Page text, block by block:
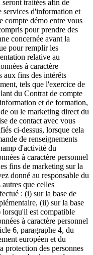
seront traitées afin de
services d'information et
compte démo entre vous
pour prendre des
concernée avant la
pour remplir les
relative au
à caractère
aux fins des intérêts
tels que l'exercice de
du Contrat de compte
et de formation,
ou le marketing direct du
de contact avec vous
ci-dessus, lorsque cela
de renseignements
d'activité du
à caractère personnel
fins de marketing sur la
donné au responsable du
que celles
: (i) sur la base de
(ii) sur la base
est compatible
à caractère personnel
6, paragraphe 4, du
européen et du
protection des personnes